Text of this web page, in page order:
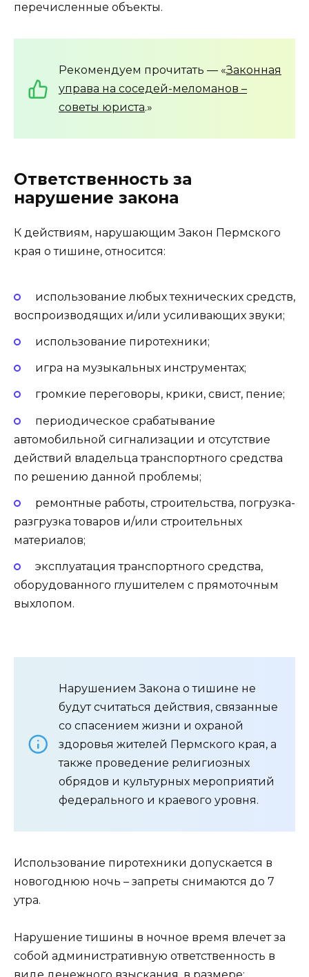
перечисленные объекты.
Рекомендуем прочитать — «Законная
управа на соседей-меломанов –
советы юриста.»
Ответственность за
нарушение закона
К действиям, нарушающим Закон Пермского
края о тишине, относится:
использование любых технических средств,
воспроизводящих и/или усиливающих звуки;
использование пиротехники;
игра на музыкальных инструментах;
громкие переговоры, крики, свист, пение;
периодическое срабатывание
автомобильной сигнализации и отсутствие
действий владельца транспортного средства
по решению данной проблемы;
ремонтные работы, строительства, погрузка-
разгрузка товаров и/или строительных
материалов;
эксплуатация транспортного средства,
оборудованного глушителем с прямоточным
выхлопом.
Нарушением Закона о тишине не
будут считаться действия, связанные
со спасением жизни и охраной
здоровья жителей Пермского края, а
также проведение религиозных
обрядов и культурных мероприятий
федерального и краевого уровня.
Использование пиротехники допускается в
новогоднюю ночь – запреты снимаются до 7
утра.
Нарушение тишины в ночное время влечет за
собой административную ответственность в